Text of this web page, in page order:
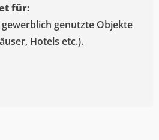
für:
genutzte Objekte
Hotels etc.).